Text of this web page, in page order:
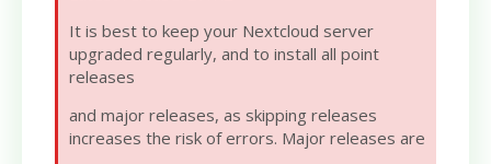
It is best to keep your Nextcloud server
upgraded regularly, and to install all point
releases
and major releases, as skipping releases
increases the risk of errors. Major releases are